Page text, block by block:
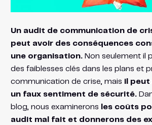
Un audit de communication de
peut avoir des conséquences
une organisation.Non seulement il
des faiblesses clés dans les plans et
communication de crise, mais il peut
un faux sentiment de sécurité.
blog, nous examinerons
les coûts
audit mal fait et donnerons des